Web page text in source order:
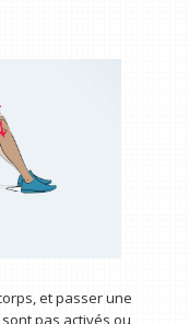
et passer une